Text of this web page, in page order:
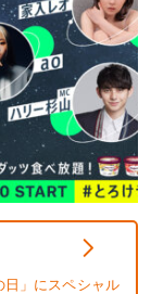
日」にスペシャル